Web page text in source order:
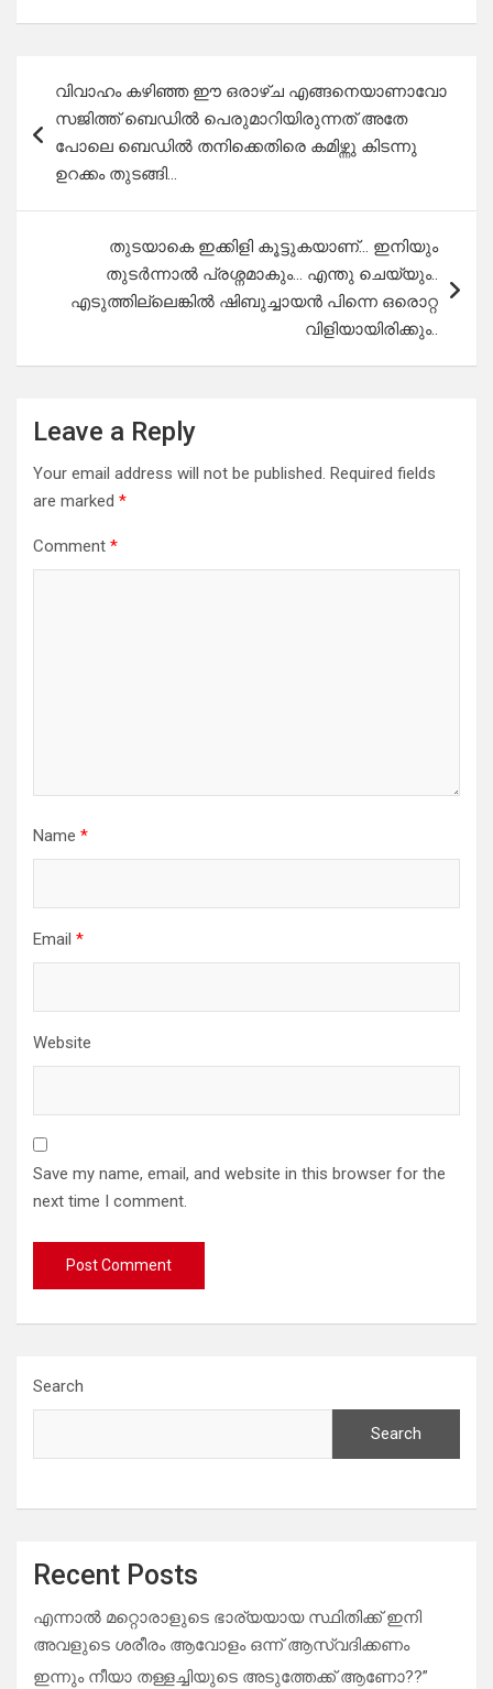
navigation
വിവാഹം കഴിഞ്ഞ ഈ ഒരാഴ്ച എങ്ങനെയാണാവോ
സജിത്ത് ബെഡിൽ പെരുമാറിയിരുന്നത് അതേ
പോലെ ബെഡിൽ തനിക്കെതിരെ കമിഴ്ന്നു കിടന്നു
ഉറക്കം തുടങ്ങി…
തുടയാകെ ഇക്കിളി കൂട്ടുകയാണ്… ഇനിയും
തുടർന്നാൽ പ്രശ്നമാകും… എന്തു ചെയ്യും..
എടുത്തില്ലെങ്കിൽ ഷിബുച്ചായൻ പിന്നെ ഒരൊറ്റ
വിളിയായിരിക്കും..
Leave a Reply
Your email address will not be published. Required fields
are marked *
Comment *
Name *
Email *
Website
Save my name, email, and website in this browser for the
next time I comment.
Search
Search
Recent Posts
എന്നാൽ മറ്റൊരാളുടെ ഭാര്യയായ സ്ഥിതിക്ക് ഇനി
അവളുടെ ശരീരം ആവോളം ഒന്ന് ആസ്വദിക്കണം
ഇന്നും നീയാ തള്ളച്ചിയുടെ അടുത്തേക്ക് ആണോ??”